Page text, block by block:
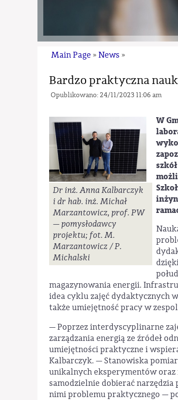
Main Page » News »
Bardzo praktyczna
Opublikowano: 24/11/2023 11:06 am
Dr inż. Anna Kalbarczyk
i dr hab. inż. Michał
Marzantowicz, prof. PW
— pomysłodawcy
projektu; fot. M.
Marzantowicz / P.
Michalski
W
magazynowania energii.
idea cyklu zajęć dydaktycznych
także umiejętność pracy w
— Poprzez interdyscyplinarne
zarządzania energią ze źródeł
umiejętności praktyczne i
Kalbarczyk. — Stanowiska
unikalnych eksperymentów oraz
samodzielnie dobierać
nimi problemu praktycznego —